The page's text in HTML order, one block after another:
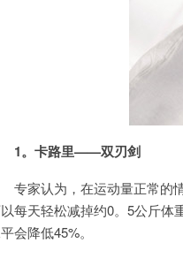
1。卡路里——双刃剑
专家认为，在运动量正常的
每天轻松减掉约0。5公斤体
会降低45%。